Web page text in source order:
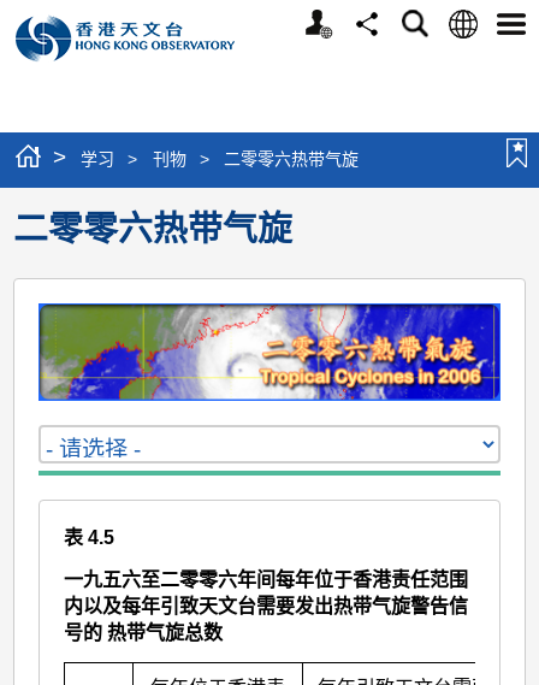
个
分
搜
语
选
> 学习 > 刊物 > 二零零六热带气旋
二零零六热带气旋
表 4.5
一九五六至二零零六年间每年位于香港责任范围
内以及每年引致天文台需要发出热带气旋警告信
号的 热带气旋总数